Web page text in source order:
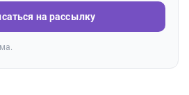
на рассылку